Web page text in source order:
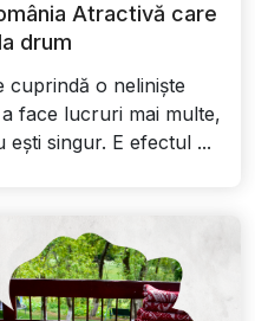
Atractivă care
drum
cuprindă o neliniște
face lucruri mai multe,
ești singur. E efectul ...